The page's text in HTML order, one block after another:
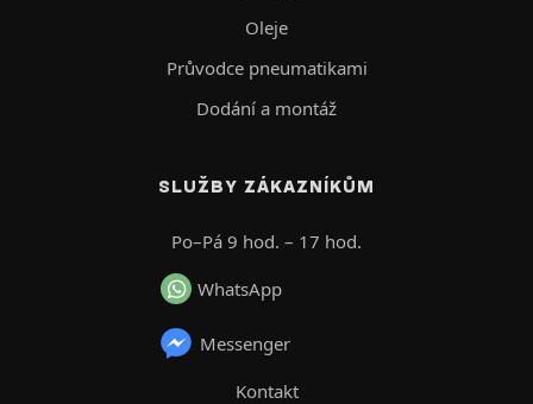
Oleje
Průvodce pneumatikami
Dodání a montáž
SLUŽBY ZÁKAZNÍKŮM
Po–Pá 9 hod. – 17 hod.
WhatsApp
Messenger
Kontakt